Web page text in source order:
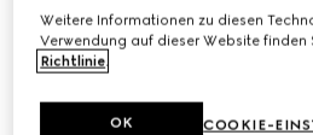
LIMITIERTE
AUGENPALETTE, 01
Weitere Informationen zu diesen
Verwendung auf dieser Website finden
Richtlinie.
COOKIE-
OK